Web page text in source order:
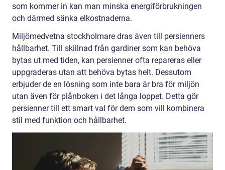
som kommer in kan man minska energiförbrukningen
och därmed sänka elkostnaderna.
Miljömedvetna stockholmare dras även till persienners
hållbarhet. Till skillnad från gardiner som kan behöva
bytas ut med tiden, kan persienner ofta repareras eller
uppgraderas utan att behöva bytas helt. Dessutom
erbjuder de en lösning som inte bara är bra för miljön
utan även för plånboken i det långa loppet. Detta gör
persienner till ett smart val för dem som vill kombinera
stil med funktion och hållbarhet.